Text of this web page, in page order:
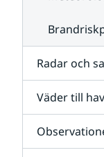
Radar och
Väder till